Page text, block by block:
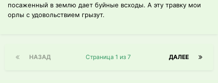
посаженный в землю дает буйные всходы. А эту травку мои
орлы с удовольствием грызут.
НАЗАД ДАЛЕЕ
Страница 1 из 7